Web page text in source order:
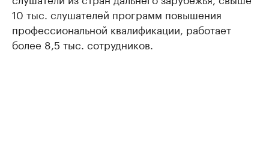
10 тыс. слушателей программ повышения
профессиональной квалификации, работает
более 8,5 тыс. сотрудников.